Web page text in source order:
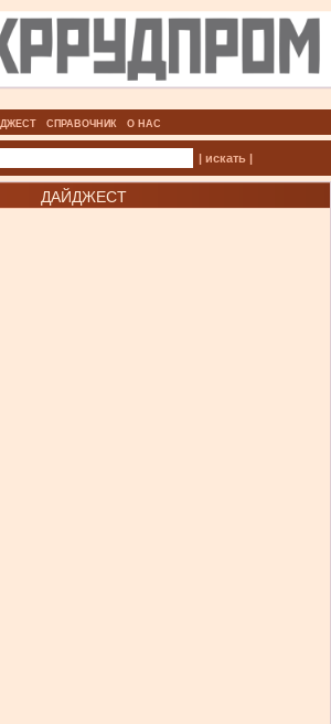
СПРАВОЧНИК О НАС
| искать |
ДАЙДЖЕСТ